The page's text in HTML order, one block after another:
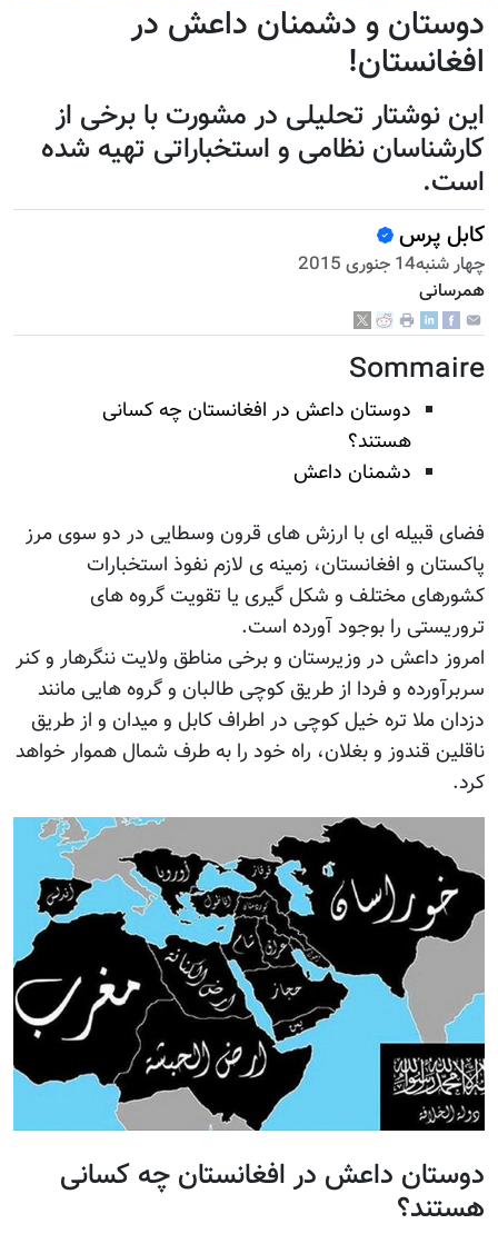
دوستان و دشمنان داعش در
افغانستان!
این نوشتار تحلیلی در مشورت با برخی از
کارشناسان نظامی و استخباراتی تهیه شده
است.
کابل پرس
چهار شنبه14 جنوری 2015
همرسانی
Sommaire
دوستان داعش در افغانستان چه کسانی
هستند؟
دشمنان داعش
فضای قبیله ای با ارزش های قرون وسطایی در دو سوی مرز
پاکستان و افغانستان، زمینه ی لازم نفوذ استخبارات
کشورهای مختلف و شکل گیری یا تقویت گروه های
تروریستی را بوجود آورده است.
امروز داعش در وزیرستان و برخی مناطق ولایت ننگرهار و کنر
سربرآورده و فردا از طریق کوچی طالبان و گروه هایی مانند
دزدان ملا تره خیل کوچی در اطراف کابل و میدان و از طریق
ناقلین قندوز و بغلان، راه خود را به طرف شمال هموار خواهد
کرد.
دوستان داعش در افغانستان چه کسانی
هستند؟